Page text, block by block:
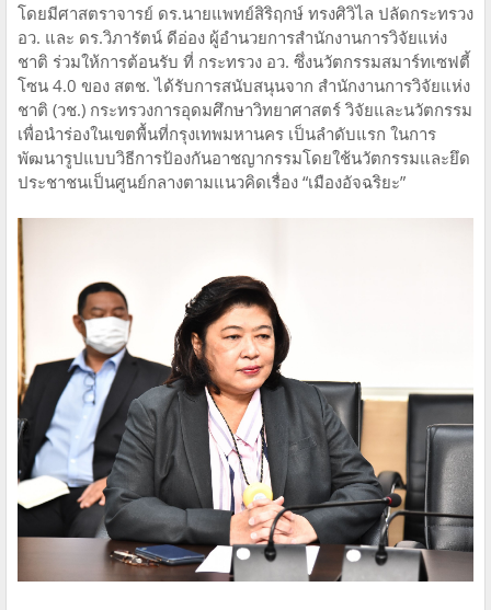
โดยมีศาสตราจารย์ ดร.นายแพทย์สิริฤกษ์ ทรงศิวิไล ปลัดกระทรวง
อว. และ ดร.วิภารัตน์ ดีอ่อง ผู้อำนวยการสำนักงานการวิจัยแห่ง
ชาติ ร่วมให้การต้อนรับ ที่ กระทรวง อว. ซึ่งนวัตกรรมสมาร์ทเซฟตี้
โซน 4.0 ของ สตช. ได้รับการสนับสนุนจาก สำนักงานการวิจัยแห่ง
ชาติ (วช.) กระทรวงการอุดมศึกษาวิทยาศาสตร์ วิจัยและนวัตกรรม
เพื่อนำร่องในเขตพื้นที่กรุงเทพมหานคร เป็นลำดับแรก ในการ
พัฒนารูปแบบวิธีการป้องกันอาชญากรรมโดยใช้นวัตกรรมและยึด
ประชาชนเป็นศูนย์กลางตามแนวคิดเรื่อง “เมืองอัจฉริยะ”